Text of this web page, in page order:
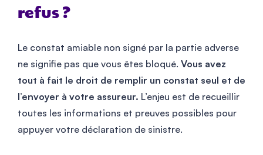
refus ?
Le constat amiable non signé par la partie adverse
ne signifie pas que vous êtes bloqué. Vous avez
tout à fait le droit de remplir un constat seul et de
l’envoyer à votre assureur. L’enjeu est de recueillir
toutes les informations et preuves possibles pour
appuyer votre déclaration de sinistre.